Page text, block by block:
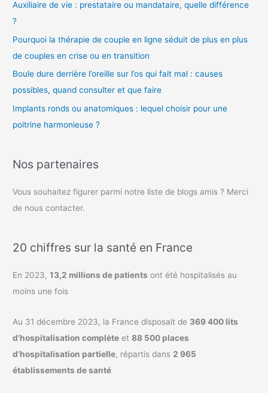
Auxiliaire de vie : prestataire ou mandataire, quelle différence
?
Pourquoi la thérapie de couple en ligne séduit de plus en plus
de couples en crise ou en transition
Boule dure derrière l’oreille sur l’os qui fait mal : causes
possibles, quand consulter et que faire
Implants ronds ou anatomiques : lequel choisir pour une
poitrine harmonieuse ?
Nos partenaires
Vous souhaitez figurer parmi notre liste de blogs amis ? Merci
de nous contacter.
20 chiffres sur la santé en France
En 2023,13,2 millions de patients ont été hospitalisés au
moins une fois
Au 31 décembre 2023, la France disposait de 369 400 lits
d’hospitalisation complète et88 500 places
d’hospitalisation partielle, répartis dans 2 965
établissements de santé